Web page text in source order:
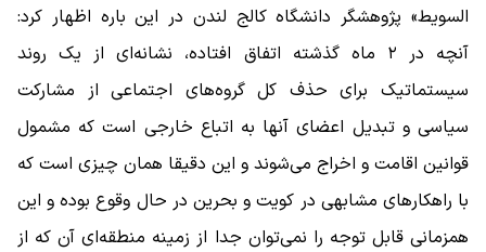
السویط» پژوهشگر دانشگاه کالج لندن در این باره اظهار کرد:
آنچه در ۲ ماه گذشته اتفاق افتاده، نشانه‌ای از یک روند
سیستماتیک برای حذف کل گروه‌های اجتماعی از مشارکت
سیاسی و تبدیل اعضای آنها به اتباع خارجی است که مشمول
قوانین اقامت و اخراج می‌شوند و این دقیقا همان چیزی است که
با راهکارهای مشابهی در کویت و بحرین در حال وقوع بوده و این
همزمانی قابل توجه را نمی‌توان جدا از زمینه منطقه‌ای آن که از